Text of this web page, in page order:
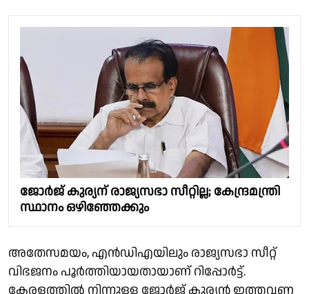
ജോർജ് കുര്യന് രാജ്യസഭാ സീറ്റില്ല; കേന്ദ്രമന്ത്രി
സ്ഥാനം ഒഴിഞ്ഞേക്കും
അതേസമയം, എൻഡിഎയിലും രാജ്യസഭാ സീറ്റ്
വിഭജനം പൂർത്തിയായതായാണ് റിപ്പോർട്ട്.
കേരളത്തിൽ നിന്നുള്ള ജോർജ് കുര്യൻ ഇത്തവണ